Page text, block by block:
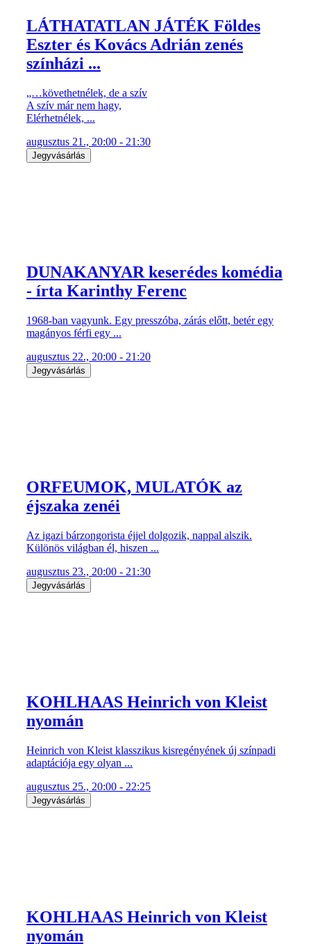
LÁTHATATLAN JÁTÉK Földes
Eszter és Kovács Adrián zenés
színházi ...
„…követhetnélek, de a szív
A szív már nem hagy,
Elérhetnélek, ...
augusztus 21., 20:00 - 21:30
Jegyvásárlás
DUNAKANYAR keserédes komédia
- írta Karinthy Ferenc
1968-ban vagyunk. Egy presszóba, zárás előtt, betér egy
magányos férfi egy ...
augusztus 22., 20:00 - 21:20
Jegyvásárlás
ORFEUMOK, MULATÓK az
éjszaka zenéi
Az igazi bárzongorista éjjel dolgozik, nappal alszik.
Különös világban él, hiszen ...
augusztus 23., 20:00 - 21:30
Jegyvásárlás
KOHLHAAS Heinrich von Kleist
nyomán
Heinrich von Kleist klasszikus kisregényének új színpadi
adaptációja egy olyan ...
augusztus 25., 20:00 - 22:25
Jegyvásárlás
KOHLHAAS Heinrich von Kleist
nyomán